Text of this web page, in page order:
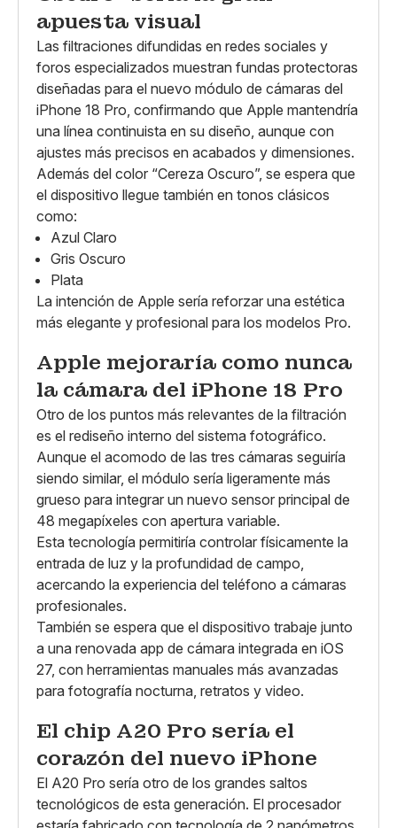
apuesta visual
Las filtraciones difundidas en redes sociales y
foros especializados muestran fundas protectoras
diseñadas para el nuevo módulo de cámaras del
iPhone 18 Pro, confirmando que Apple mantendría
una línea continuista en su diseño, aunque con
ajustes más precisos en acabados y dimensiones.
Además del color “Cereza Oscuro”, se espera que
el dispositivo llegue también en tonos clásicos
como:
Azul Claro
Gris Oscuro
Plata
La intención de Apple sería reforzar una estética
más elegante y profesional para los modelos Pro.
Apple mejoraría como nunca
la cámara del iPhone 18 Pro
Otro de los puntos más relevantes de la filtración
es el rediseño interno del sistema fotográfico.
Aunque el acomodo de las tres cámaras seguiría
siendo similar, el módulo sería ligeramente más
grueso para integrar un nuevo sensor principal de
48 megapíxeles con apertura variable.
Esta tecnología permitiría controlar físicamente la
entrada de luz y la profundidad de campo,
acercando la experiencia del teléfono a cámaras
profesionales.
También se espera que el dispositivo trabaje junto
a una renovada app de cámara integrada en iOS
27, con herramientas manuales más avanzadas
para fotografía nocturna, retratos y video.
El chip A20 Pro sería el
corazón del nuevo iPhone
El A20 Pro sería otro de los grandes saltos
tecnológicos de esta generación. El procesador